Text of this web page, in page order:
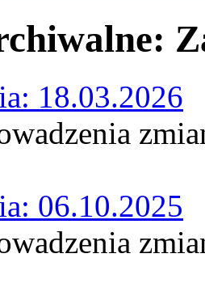
18.03.2026
06.10.2025